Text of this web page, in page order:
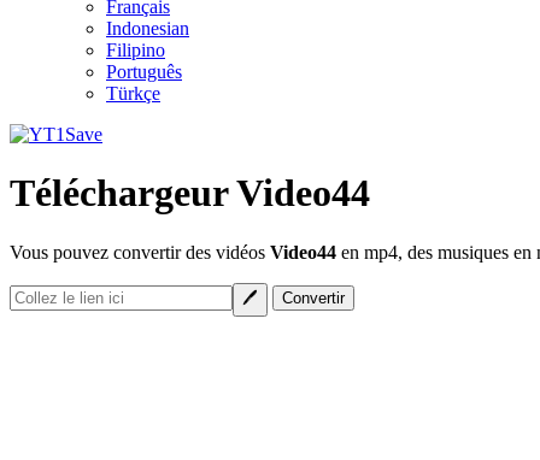
Français
Indonesian
Filipino
Português
Türkçe
Téléchargeur Video44
Vous pouvez convertir des vidéos Video44 en mp4, des musiques